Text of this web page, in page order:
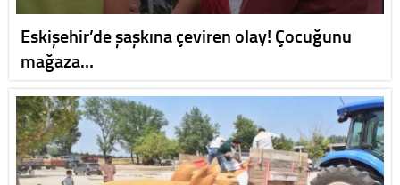
Eskişehir’de şaşkına çeviren olay! Çocuğunu
mağaza…